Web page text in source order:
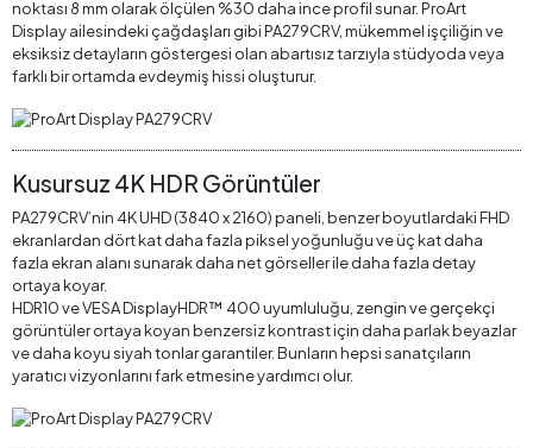
noktası 8 mm olarak ölçülen %30 daha ince profil sunar. ProArt
Display ailesindeki çağdaşları gibi PA279CRV, mükemmel işçiliğin ve
eksiksiz detayların göstergesi olan abartısız tarzıyla stüdyoda veya
farklı bir ortamda evdeymiş hissi oluşturur.
Kusursuz 4K HDR Görüntüler
PA279CRV’nin 4K UHD (3840 x 2160) paneli, benzer boyutlardaki FHD
ekranlardan dört kat daha fazla piksel yoğunluğu ve üç kat daha
fazla ekran alanı sunarak daha net görseller ile daha fazla detay
ortaya koyar.
HDR10 ve VESA DisplayHDR™ 400 uyumluluğu, zengin ve gerçekçi
görüntüler ortaya koyan benzersiz kontrast için daha parlak beyazlar
ve daha koyu siyah tonlar garantiler. Bunların hepsi sanatçıların
yaratıcı vizyonlarını fark etmesine yardımcı olur.